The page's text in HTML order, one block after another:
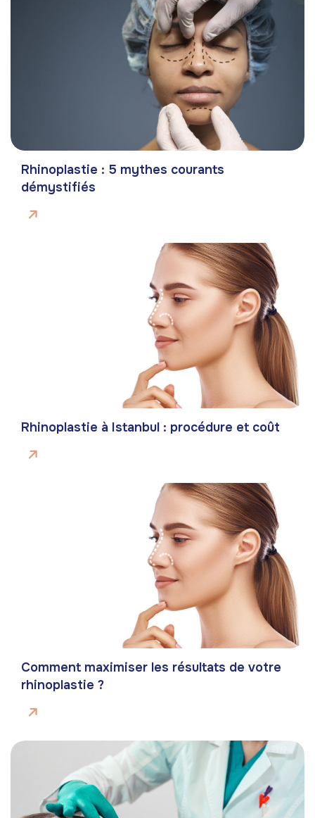
Rhinoplastie : 5 mythes courants
démystifiés
Rhinoplastie à Istanbul : procédure et coût
Comment maximiser les résultats de votre
rhinoplastie ?